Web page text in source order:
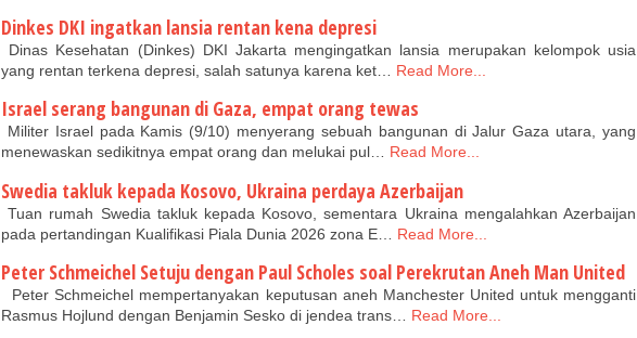
Dinkes DKI ingatkan lansia rentan kena depresi
Dinas Kesehatan (Dinkes) DKI Jakarta mengingatkan lansia merupakan kelompok usia
yang rentan terkena depresi, salah satunya karena ket…
Read More...
Israel serang bangunan di Gaza, empat orang tewas
Militer Israel pada Kamis (9/10) menyerang sebuah bangunan di Jalur Gaza utara, yang
menewaskan sedikitnya empat orang dan melukai pul… Read More...
Swedia takluk kepada Kosovo, Ukraina perdaya Azerbaijan
Tuan rumah Swedia takluk kepada Kosovo, sementara Ukraina mengalahkan Azerbaijan
pada pertandingan Kualifikasi Piala Dunia 2026 zona E…
Read More...
Peter Schmeichel Setuju dengan Paul Scholes soal Perekrutan Aneh Man United
Peter Schmeichel mempertanyakan keputusan aneh Manchester United untuk mengganti
Rasmus Hojlund dengan Benjamin Sesko di jendea trans… Read More...